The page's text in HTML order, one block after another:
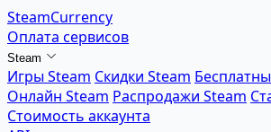
SteamCurrency
Оплата сервисов
Steam
Игры Steam Скидки Steam
Онлайн Steam Распродажи Steam
Стоимость аккаунта